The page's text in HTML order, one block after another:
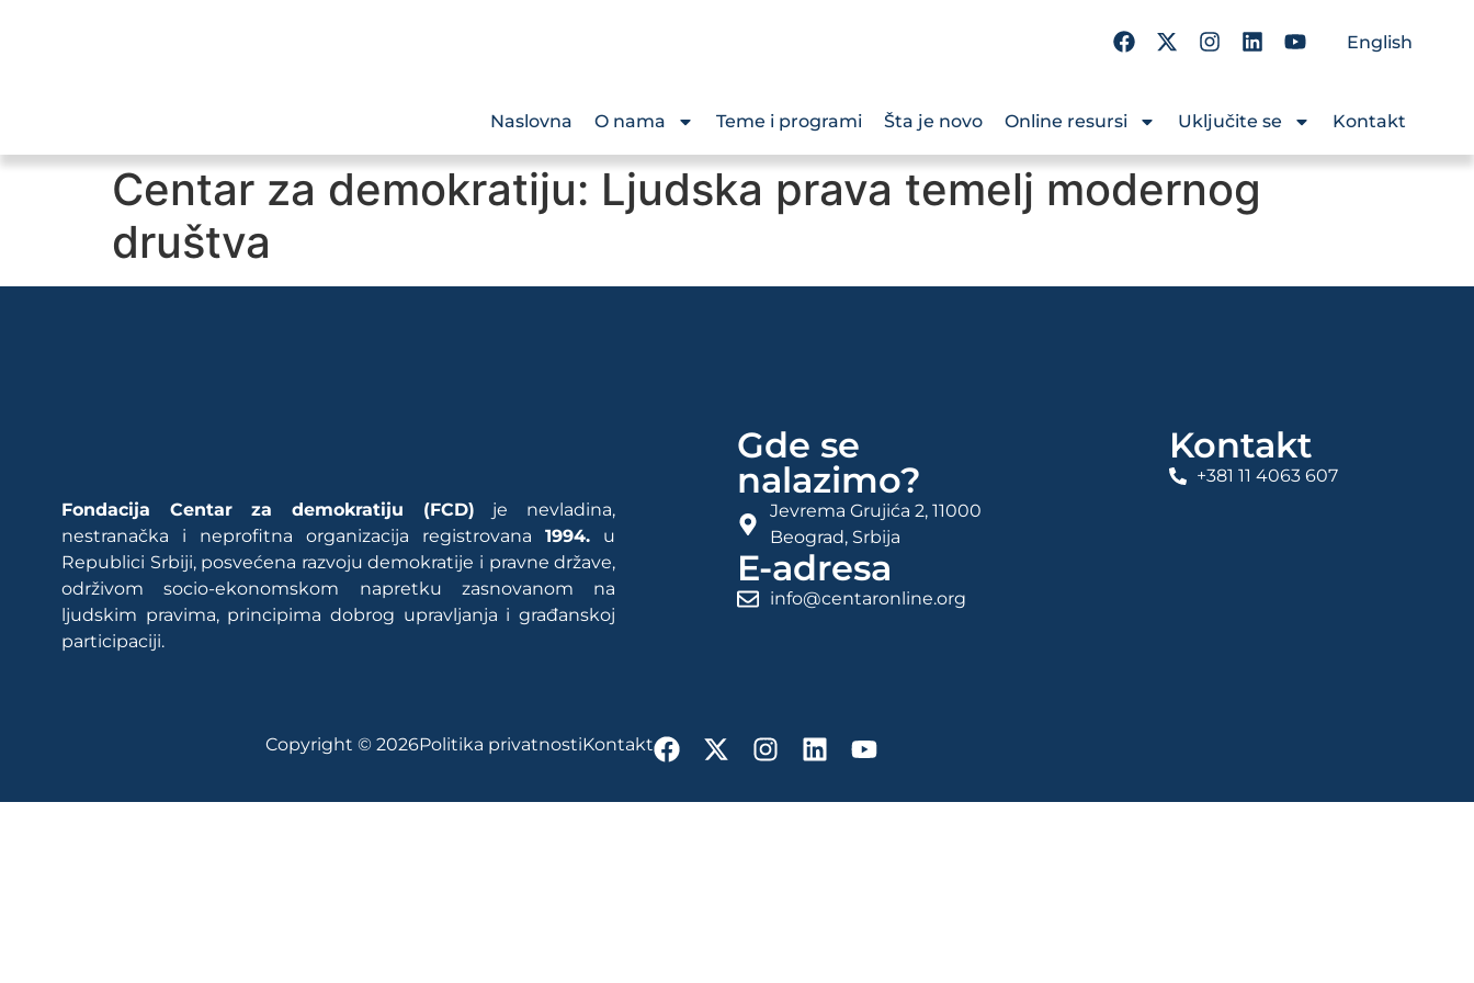
English
Naslovna O nama Teme i programi Šta je novo Online resursi Uključite se Kontakt
Centar za demokratiju: Ljudska prava temelj modernog
društva
Fondacija Centar za demokratiju (FCD) je nevladina,
nestranačka i neprofitna organizacija registrovana1994. u
Republici Srbiji, posvećena razvoju demokratije i pravne države,
održivom socio-ekonomskom napretku zasnovanom na
ljudskim pravima, principima dobrog upravljanja i građanskoj
participaciji.
Gde se
nalazimo?
Jevrema Grujića 2, 11000
Beograd, Srbija
E-adresa
info@centaronline.org
Kontakt
+381 11 4063 607
Copyright © 2026Politika privatnostiKontakt